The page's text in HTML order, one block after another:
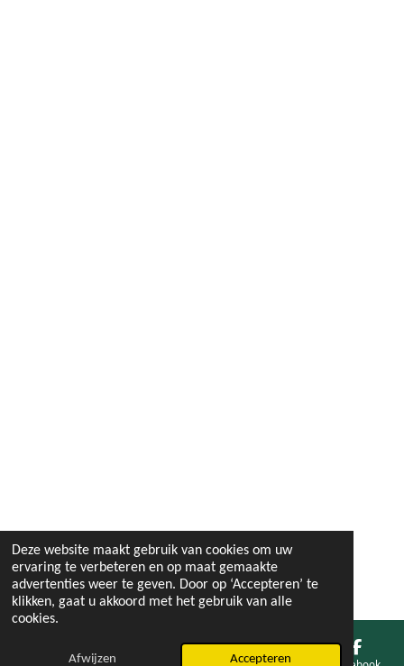
Deze website maakt gebruik van cookies om uw
ervaring te verbeteren en op maat gemaakte
advertenties weer te geven. Door op ‘Accepteren’ te
klikken, gaat u akkoord met het gebruik van alle
cookies.
Afwijzen Accepteren